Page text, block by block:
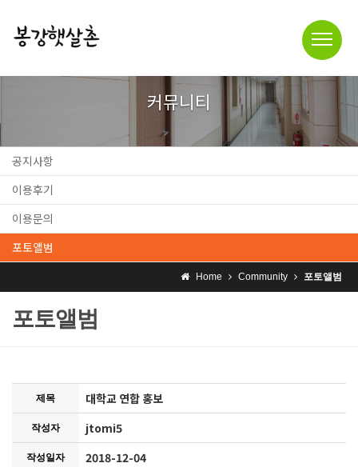
커뮤니티
공지사항
이용후기
이용문의
포토앨범
Home Community 포토앨범
포토앨범
제목 대학교 연합 홍보
작성자 jtomi5
작성일자 2018-12-04